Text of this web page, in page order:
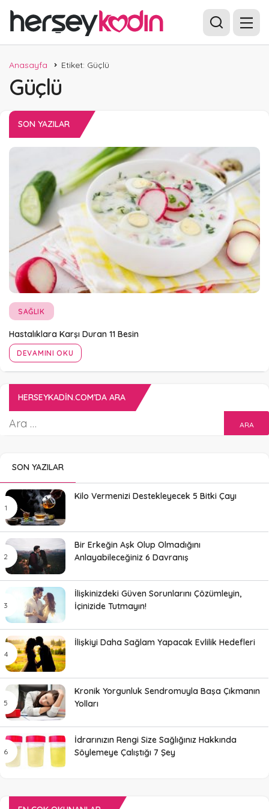
Anasayfa Etiket: Güçlü
Güçlü
SON YAZILAR
SAĞLIK
Hastalıklara Karşı Duran 11 Besin
DEVAMINI OKU
HERSEYKADIN.COM’DA ARA
SON YAZILAR
Kilo Vermenizi Destekleyecek 5 Bitki Çayı
Bir Erkeğin Aşk Olup Olmadığını
Anlayabileceğiniz 6 Davranış
İlişkinizdeki Güven Sorunlarını Çözümleyin,
İçinizide Tutmayın!
İlişkiyi Daha Sağlam Yapacak Evlilik Hedefleri
Kronik Yorgunluk Sendromuyla Başa Çıkmanın
Yolları
İdrarınızın Rengi Size Sağlığınız Hakkında
Söylemeye Çalıştığı 7 Şey